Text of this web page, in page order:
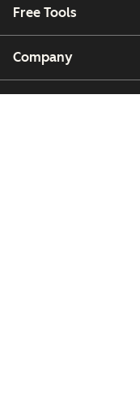
Free Tools
Company